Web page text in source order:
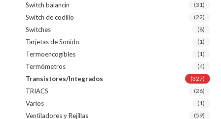
Switch balancin (31)
Switch de codillo (22)
Switches (8)
Tarjetas de Sonido (1)
Termoencogibles (1)
Termómetros (4)
Transistores/Integrados (327)
TRIACS (26)
Varios (1)
Ventiladores y Rejillas (59)